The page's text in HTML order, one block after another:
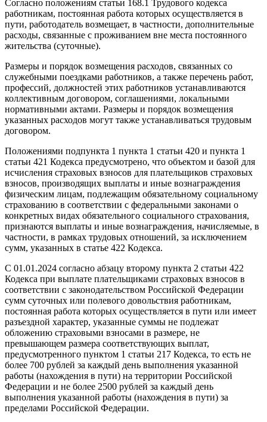
Согласно положениям статьи 168.1 Трудового кодекса
работникам, постоянная работа которых осуществляется в
пути, работодатель возмещает, в частности, дополнительные
расходы, связанные с проживанием вне места постоянного
жительства (суточные).
Размеры и порядок возмещения расходов, связанных со
служебными поездками работников, а также перечень работ,
профессий, должностей этих работников устанавливаются
коллективным договором, соглашениями, локальными
нормативными актами. Размеры и порядок возмещения
указанных расходов могут также устанавливаться трудовым
договором.
Положениями подпункта 1 пункта 1 статьи 420 и пункта 1
статьи 421 Кодекса предусмотрено, что объектом и базой для
исчисления страховых взносов для плательщиков страховых
взносов, производящих выплаты и иные вознаграждения
физическим лицам, подлежащим обязательному социальному
страхованию в соответствии с федеральными законами о
конкретных видах обязательного социального страхования,
признаются выплаты и иные вознаграждения, начисляемые, в
частности, в рамках трудовых отношений, за исключением
сумм, указанных в статье 422 Кодекса.
С 01.01.2024 согласно абзацу второму пункта 2 статьи 422
Кодекса при выплате плательщиками страховых взносов в
соответствии с законодательством Российской Федерации
сумм суточных или полевого довольствия работникам,
постоянная работа которых осуществляется в пути или имеет
разъездной характер, указанные суммы не подлежат
обложению страховыми взносами в размере, не
превышающем размера соответствующих выплат,
предусмотренного пунктом 1 статьи 217 Кодекса, то есть не
более 700 рублей за каждый день выполнения указанной
работы (нахождения в пути) на территории Российской
Федерации и не более 2500 рублей за каждый день
выполнения указанной работы (нахождения в пути) за
пределами Российской Федерации.